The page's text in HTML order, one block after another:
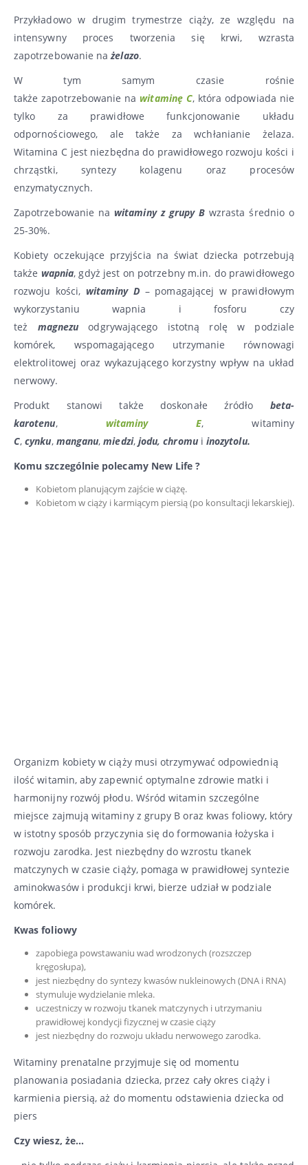
Przykładowo w drugim trymestrze ciąży, ze względu na
intensywny proces tworzenia się krwi, wzrasta
zapotrzebowanie nażelazo.
W tym samym czasie rośnie
także zapotrzebowanie nawitaminę C, która odpowiada nie
tylko za prawidłowe funkcjonowanie układu
odpornościowego, ale także za wchłanianie żelaza.
Witamina C jest niezbędna do prawidłowego rozwoju kości i
chrząstki, syntezy kolagenu oraz procesów
enzymatycznych.
Zapotrzebowanie na witaminy z grupy B wzrasta średnio o
25-30%.
Kobiety oczekujące przyjścia na świat dziecka potrzebują
także wapnia, gdyż jest on potrzebny m.in. do prawidłowego
rozwoju kości, witaminy D – pomagającej w prawidłowym
wykorzystaniu wapnia i fosforu czy
też magnezu odgrywającego istotną rolę w podziale
komórek, wspomagającego utrzymanie równowagi
elektrolitowej oraz wykazującego korzystny wpływ na układ
nerwowy.
Produkt stanowi także doskonałe źródło beta-
karotenu, witaminy E, witaminy
C,cynku, manganu,miedzi, jodu, chromu i inozytolu.
Komu szczególnie polecamy New Life ?
Kobietom planującym zajście w ciążę.
Kobietom w ciąży i karmiącym piersią (po konsultacji lekarskiej).
Organizm kobiety w ciąży musi otrzymywać odpowiednią
ilość witamin, aby zapewnić optymalne zdrowie matki i
harmonijny rozwój płodu. Wśród witamin szczególne
miejsce zajmują witaminy z grupy B oraz kwas foliowy, który
w istotny sposób przyczynia się do formowania łożyska i
rozwoju zarodka. Jest niezbędny do wzrostu tkanek
matczynych w czasie ciąży, pomaga w prawidłowej syntezie
aminokwasów i produkcji krwi, bierze udział w podziale
komórek.
Kwas foliowy
zapobiega powstawaniu wad wrodzonych (rozszczep
kręgosłupa),
jest niezbędny do syntezy kwasów nukleinowych (DNA i RNA)
stymuluje wydzielanie mleka.
uczestniczy w rozwoju tkanek matczynych i utrzymaniu
prawidłowej kondycji fizycznej w czasie ciąży
jest niezbędny do rozwoju układu nerwowego zarodka.
Witaminy prenatalne przyjmuje się od momentu
planowania posiadania dziecka, przez cały okres ciąży i
karmienia piersią, aż do momentu odstawienia dziecka od
piers
Czy wiesz, że…